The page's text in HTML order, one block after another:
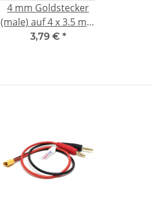
4 mm Goldstecker
(male) auf 4 x 3.5 mm
Goldbuchse (female)
3,79 € *